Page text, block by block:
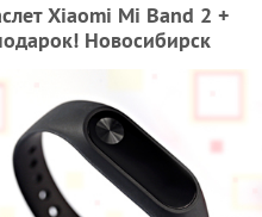
Xiaomi Mi Band 2 +
Новосибирск